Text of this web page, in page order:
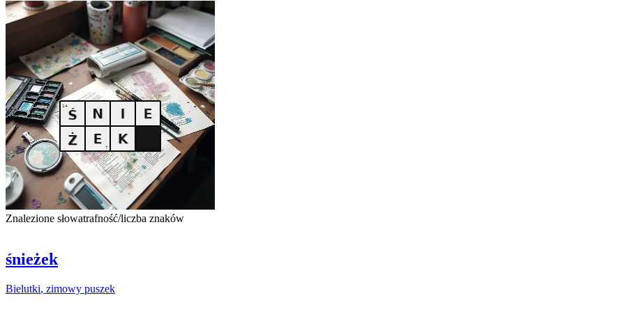
Znalezione słowatrafność/liczba znaków
śnieżek
Bielutki, zimowy puszek